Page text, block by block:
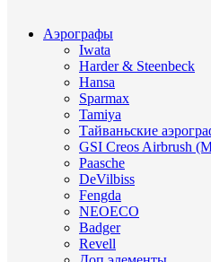
Аэрографы
Iwata
Harder & Steenbeck
Hansa
Sparmax
Tamiya
Тайваньские
GSI Creos Airbrush
Paasche
DeVilbiss
Fengda
NEOECO
Badger
Revell